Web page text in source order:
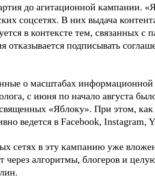
до агитационной кампании.
соцсетях. В них выдача
в контексте тем, связанных с
отказывается подписывать
о масштабах
с июня по начало августа
«Яблоку». При этом,
ведется в Facebook, Instagram,
сетях в эту кампанию уже
через алгоритмы, блогеров и